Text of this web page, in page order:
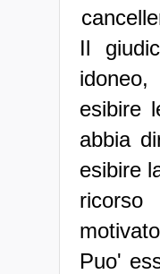
Il
esibire
abbia
esibire
Puo'